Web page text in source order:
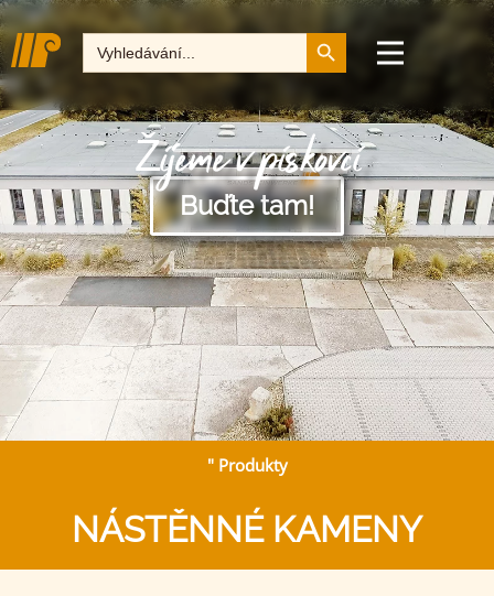
Hledat: Tlačítko pro
Žijeme v pískovci
Buďte tam!
" Produkty
NÁSTĚNNÉ KAMENY